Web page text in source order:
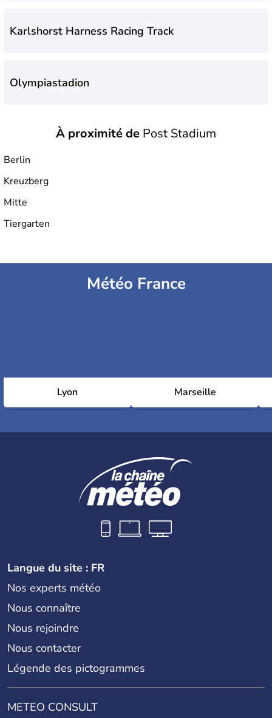
Karlshorst Harness Racing Track
Olympiastadion
Olympic Swimming Stadium
Post Stadium
À proximité de Post Stadium
Berlin
Kreuzberg
Mitte
Tiergarten
Météo France
Lyon Marseille
Langue du site : FR
Nos experts météo
Nous connaître
Nous rejoindre
Nous contacter
Légende des pictogrammes
METEO CONSULT